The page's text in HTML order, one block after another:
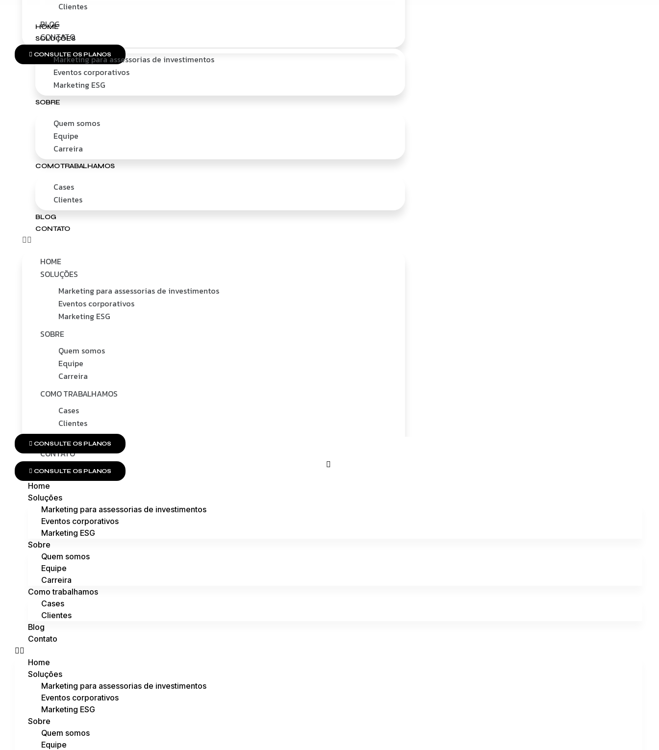
Clientes
BLOG
CONTATO
CONSULTE OS PLANOS
HOME
SOLUÇÕES
Marketing para assessorias de investimentos
Eventos corporativos
Marketing ESG
SOBRE
Quem somos
Equipe
Carreira
COMO TRABALHAMOS
Cases
Clientes
BLOG
CONTATO
HOME
SOLUÇÕES
Marketing para assessorias de investimentos
Eventos corporativos
Marketing ESG
SOBRE
Quem somos
Equipe
Carreira
COMO TRABALHAMOS
Cases
Clientes
BLOG
CONTATO
CONSULTE OS PLANOS
CONSULTE OS PLANOS
Home
Soluções
Marketing para assessorias de investimentos
Eventos corporativos
Marketing ESG
Sobre
Quem somos
Equipe
Carreira
Como trabalhamos
Cases
Clientes
Blog
Contato
Home
Soluções
Marketing para assessorias de investimentos
Eventos corporativos
Marketing ESG
Sobre
Quem somos
Equipe